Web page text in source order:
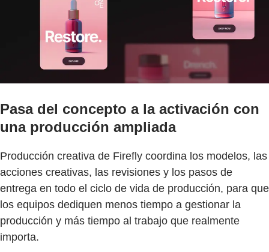
Pasa del concepto a la activación con
una producción ampliada
Producción creativa de Firefly coordina los modelos, las
acciones creativas, las revisiones y los pasos de
entrega en todo el ciclo de vida de producción, para que
los equipos dediquen menos tiempo a gestionar la
producción y más tiempo al trabajo que realmente
importa.